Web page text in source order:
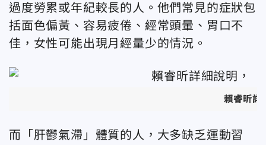
過度勞累或年紀較長的人。他們常見的症狀包
括面色偏黃、容易疲倦、經常頭暈、胃口不
佳，女性可能出現月經量少的情況。
賴睿昕詳
而「肝鬱氣滯」體質的人，大多缺乏運動習